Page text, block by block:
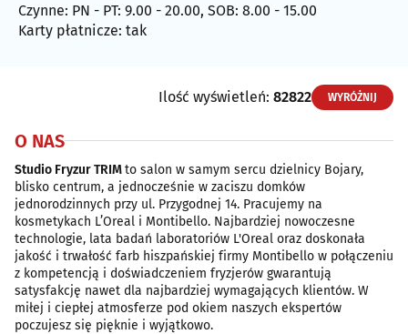
Czynne: PN - PT: 9.00 - 20.00, SOB: 8.00 - 15.00
Karty płatnicze: tak
Ilość wyświetleń: 82822 WYRÓŻNIJ
O NAS
Studio Fryzur TRIMto salon w samym sercu dzielnicy Bojary,
blisko centrum, a jednocześnie w zaciszu domków
jednorodzinnych przy ul. Przygodnej 14. Pracujemy na
kosmetykach L’Oreal i Montibello. Najbardziej nowoczesne
technologie, lata badań laboratoriów L'Oreal oraz doskonała
jakość i trwałość farb hiszpańskiej firmy Montibello w połączeniu
z kompetencją i doświadczeniem fryzjerów gwarantują
satysfakcję nawet dla najbardziej wymagających klientów. W
miłej i ciepłej atmosferze pod okiem naszych ekspertów
poczujesz się pięknie i wyjątkowo.